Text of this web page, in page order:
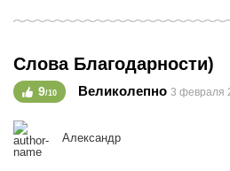
Слова Благодарности)
9/10 Великолепно 3 февраля
Александр